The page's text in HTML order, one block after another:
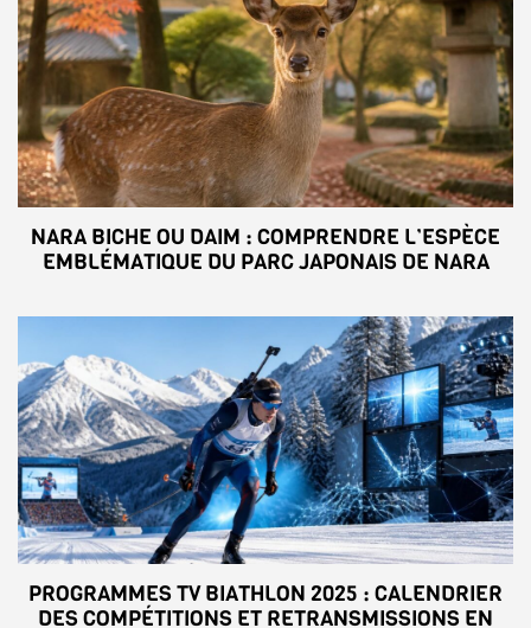
NARA BICHE OU DAIM : COMPRENDRE L’ESPÈCE
EMBLÉMATIQUE DU PARC JAPONAIS DE NARA
PROGRAMMES TV BIATHLON 2025 : CALENDRIER
DES COMPÉTITIONS ET RETRANSMISSIONS EN